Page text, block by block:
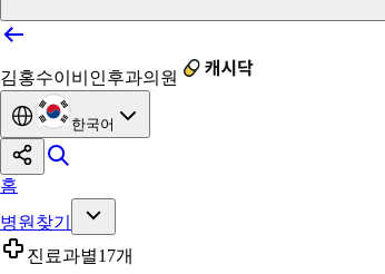
김홍수이비인후과의원
한국어
홈
병원찾기
진료과별17개